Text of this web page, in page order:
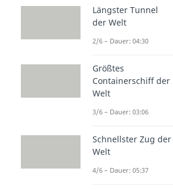
Eine gute Ehe
beste,
originellste
— Carl Hilty
Wahre Liebe
und der Ring
—
Liebe ist aus
Längster Tunnel
der Welt
2/6 – Dauer: 04:30
Größtes
Containerschiff der
Welt
3/6 – Dauer: 03:06
Schnellster Zug der
Welt
4/6 – Dauer: 05:37